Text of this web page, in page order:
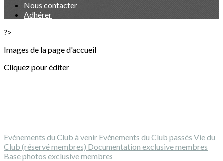
Nous contacter
Adhérer
?>
Images de la page d'accueil
Cliquez pour éditer
Evénements du Club à venir Evénements du Club passés Vie du
Club (réservé membres) Documentation exclusive membres
Base photos exclusive membres